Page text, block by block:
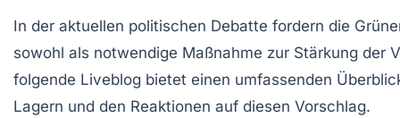
In der aktuellen politischen Debatte fordern die
sowohl als notwendige Maßnahme zur Stärkung der
folgende Liveblog bietet einen umfassenden
Lagern und den Reaktionen auf diesen Vorschlag.